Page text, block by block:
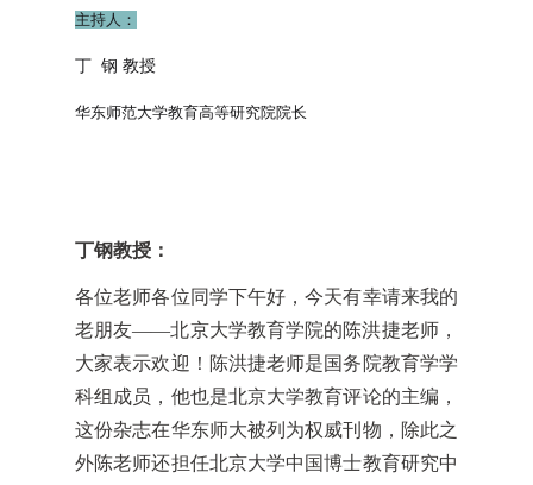
主持人：
丁 钢 教授
华东师范大学教育高等研究院院长
丁钢教授：
各位老师各位同学下午好，今天有幸请来我的
老朋友——北京大学教育学院的陈洪捷老师，
大家表示欢迎！陈洪捷老师是国务院教育学学
科组成员，他也是北京大学教育评论的主编，
这份杂志在华东师大被列为权威刊物，除此之
外陈老师还担任北京大学中国博士教育研究中